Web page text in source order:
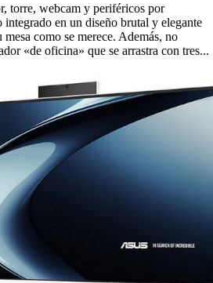
torre, webcam y periféricos por
integrado en un diseño brutal y elegante
como se merece. Además, no
«de oficina» que se arrastra con tres...